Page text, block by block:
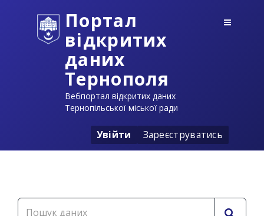
Портал
відкритих
даних
Тернополя
Вебпортал відкритих даних
Тернопільської міської ради
Увійти Зареєструватись